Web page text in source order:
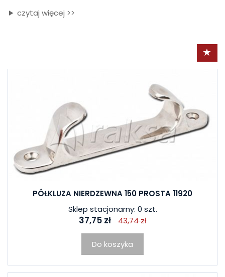
czytaj więcej >>
PÓŁKLUZA NIERDZEWNA 150 PROSTA 11920
Sklep stacjonarny: 0 szt.
37,75 zł 43,74 zł
Do koszyka